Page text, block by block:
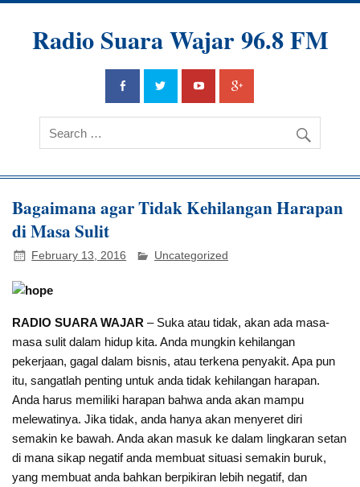
Radio Suara Wajar 96.8 FM
Bagaimana agar Tidak Kehilangan Harapan
di Masa Sulit
February 13, 2016 Uncategorized
RADIO SUARA WAJAR – Suka atau tidak, akan ada masa-
masa sulit dalam hidup kita. Anda mungkin kehilangan
pekerjaan, gagal dalam bisnis, atau terkena penyakit. Apa pun
itu, sangatlah penting untuk anda tidak kehilangan harapan.
Anda harus memiliki harapan bahwa anda akan mampu
melewatinya. Jika tidak, anda hanya akan menyeret diri
semakin ke bawah. Anda akan masuk ke dalam lingkaran setan
di mana sikap negatif anda membuat situasi semakin buruk,
yang membuat anda bahkan berpikiran lebih negatif, dan